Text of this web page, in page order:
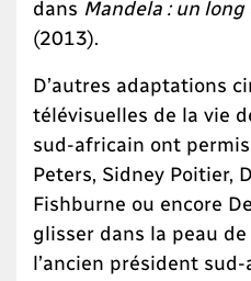
dans Mandela : un
(2013).
D’autres adaptations
télévisuelles de la vie
sud-africain ont
Peters, Sidney Poitier,
Fishburne ou encore
glisser dans la peau
l’ancien président sud-